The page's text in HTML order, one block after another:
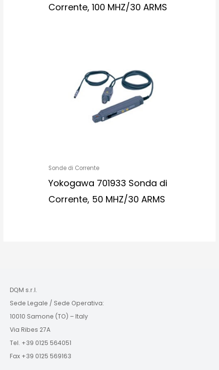
Corrente, 100 MHZ/30 ARMS
Sonde di Corrente
Yokogawa 701933 Sonda di
Corrente, 50 MHZ/30 ARMS
DQM s.r.l.
Sede Legale / Sede Operativa:
10010 Samone (TO) – Italy
Via Ribes 27A
Tel. +39 0125 564051
Fax +39 0125 569163